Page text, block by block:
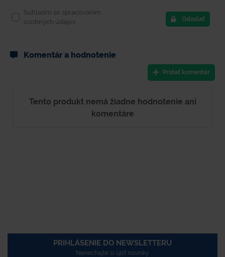
Súhlasím so spracovaním
osobných údajov.
Odoslať
Komentár a hodnotenie
Pridať komentár
Tento produkt nemá žiadne hodnotenie ani
komentáre
PRIHLÁSENIE DO NEWSLETTERU
Nenechajte si újsť novinky